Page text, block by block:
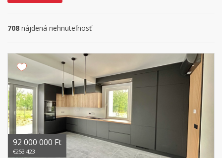
708 nájdená nehnuteľnosť
92 000 000 Ft
€253 423